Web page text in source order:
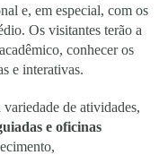
e, em especial, com os
Os visitantes terão a
conhecer os
e interativas.
de atividades,
e oficinas